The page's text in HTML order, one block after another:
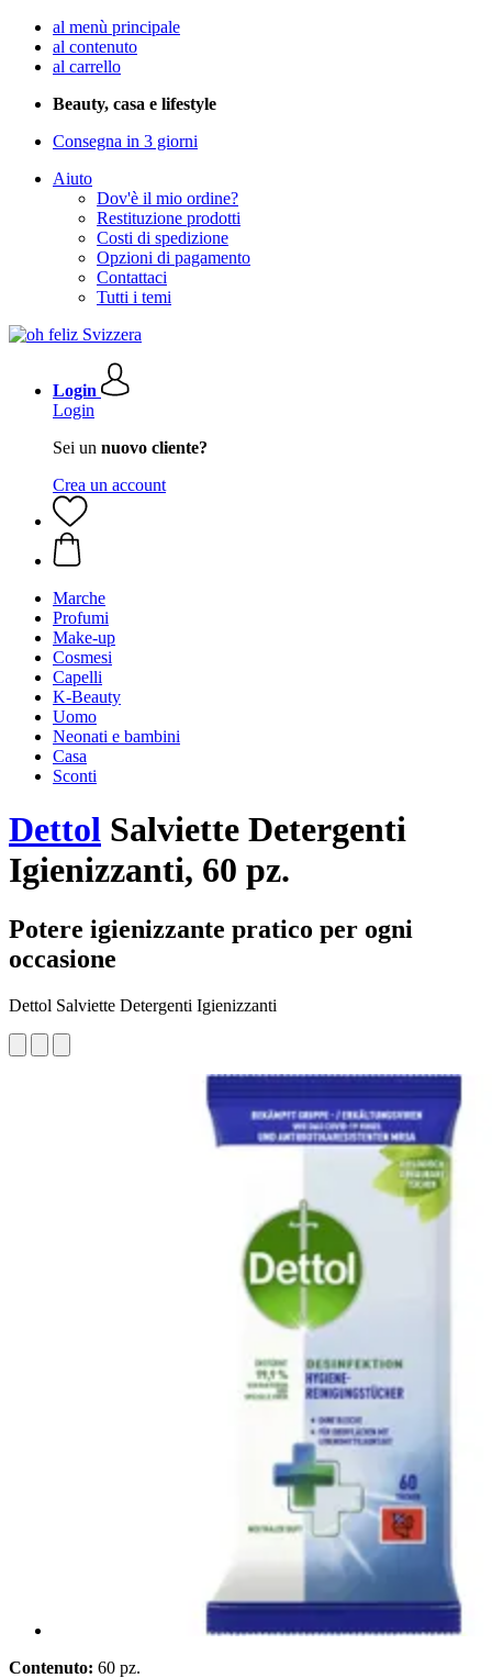
al menù principale
al contenuto
al carrello
Beauty, casa e lifestyle
Consegna in 3 giorni
Aiuto
Dov'è il mio ordine?
Restituzione prodotti
Costi di spedizione
Opzioni di pagamento
Contattaci
Tutti i temi
Login
Login
Sei un nuovo cliente?
Crea un account
Marche
Profumi
Make-up
Cosmesi
Capelli
K-Beauty
Uomo
Neonati e bambini
Casa
Sconti
Dettol Salviette Detergenti
Igienizzanti, 60 pz.
Potere igienizzante pratico per ogni
occasione
Dettol Salviette Detergenti Igienizzanti
Contenuto: 60 pz.